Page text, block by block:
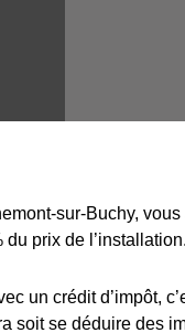
sur-Buchy,
prix de l’installation.
un crédit d’impôt,
soit se déduire des